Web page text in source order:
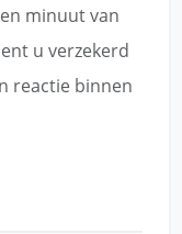
minuut van
u verzekerd
reactie binnen